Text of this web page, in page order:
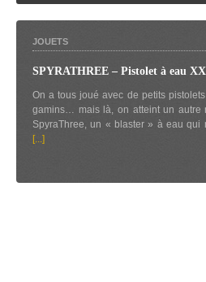
JOUETS
SPYRATHREE – Pistolet à eau
On a tous joué avec de petits
gamins… mais là, on atteint un autre
SpyraThree, un « blaster » à eau qui
[...]